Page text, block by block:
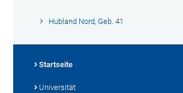
Hubland Nord, Geb. 41
Startseite
Universität